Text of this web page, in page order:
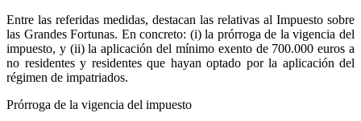
Entre las referidas medidas, destacan las relativas al Impuesto sobre
las Grandes Fortunas. En concreto: (i) la prórroga de la vigencia del
impuesto, y (ii) la aplicación del mínimo exento de 700.000 euros a
no residentes y residentes que hayan optado por la aplicación del
régimen de impatriados.
Prórroga de la vigencia del impuesto